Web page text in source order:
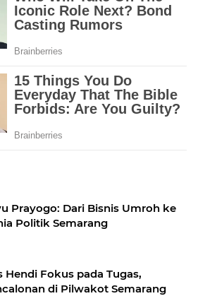
Prayogo: Dari Bisnis Umroh ke
Politik Semarang
Hendi Fokus pada Tugas,
di Pilwakot Semarang